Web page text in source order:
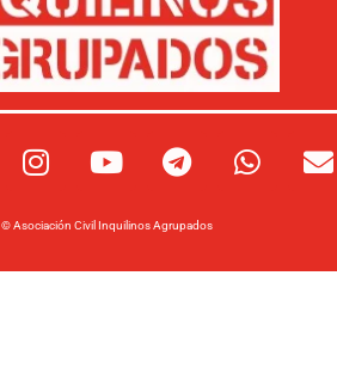
© Asociación Civil Inquilinos Agrupados